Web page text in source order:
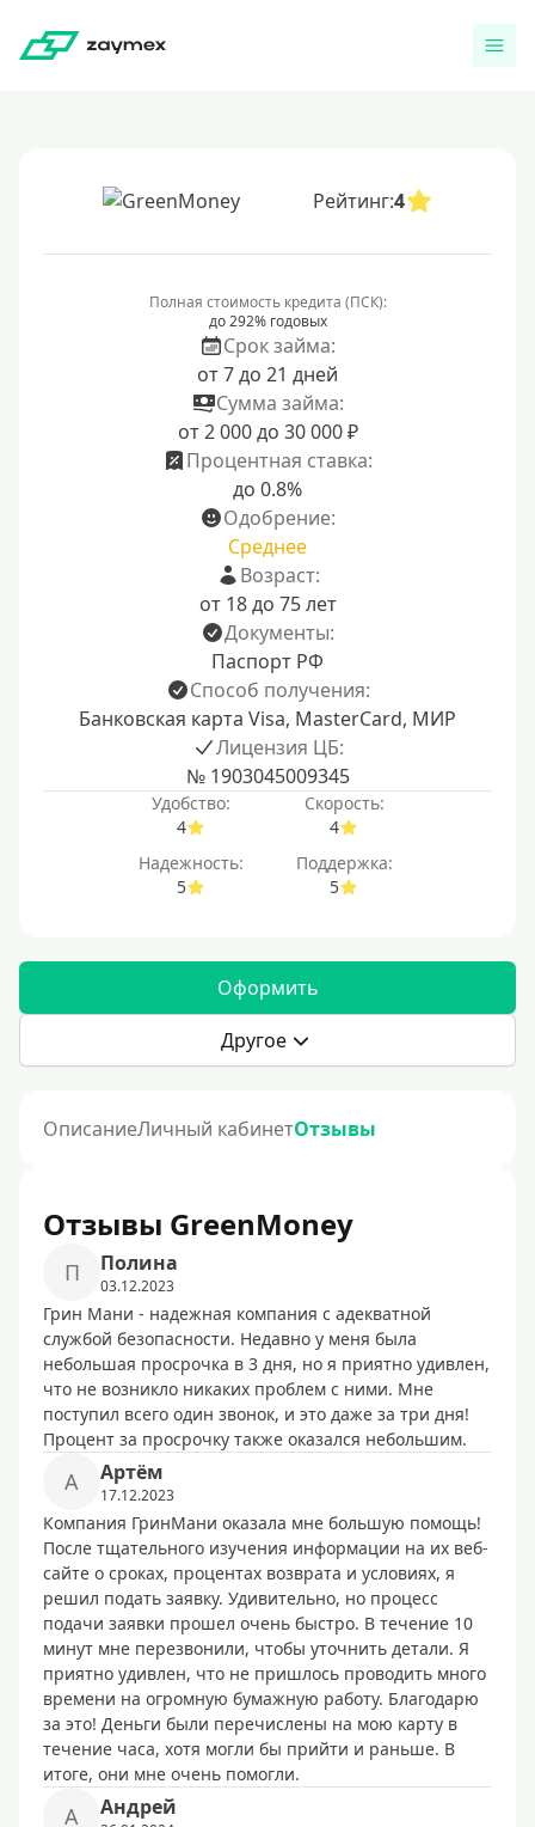
Рейтинг:4
Полная стоимость кредита (ПСК):
до 292% годовых
Срок займа:
от 7 до 21 дней
Сумма займа:
от 2 000 до 30 000 ₽
Процентная ставка:
до 0.8%
Одобрение:
Среднее
Возраст:
от 18 до 75 лет
Документы:
Паспорт РФ
Способ получения:
Банковская карта Visa, MasterCard, МИР
Лицензия ЦБ:
№ 1903045009345
Удобство:
4
Скорость:
4
Надежность:
5
Поддержка:
5
Оформить
Другое
ОписаниеЛичный кабинетОтзывы
Отзывы GreenMoney
П Полина
03.12.2023
Грин Мани - надежная компания с адекватной
службой безопасности. Недавно у меня была
небольшая просрочка в 3 дня, но я приятно удивлен,
что не возникло никаких проблем с ними. Мне
поступил всего один звонок, и это даже за три дня!
Процент за просрочку также оказался небольшим.
А Артём
17.12.2023
Компания ГринМани оказала мне большую помощь!
После тщательного изучения информации на их веб-
сайте о сроках, процентах возврата и условиях, я
решил подать заявку. Удивительно, но процесс
подачи заявки прошел очень быстро. В течение 10
минут мне перезвонили, чтобы уточнить детали. Я
приятно удивлен, что не пришлось проводить много
времени на огромную бумажную работу. Благодарю
за это! Деньги были перечислены на мою карту в
течение часа, хотя могли бы прийти и раньше. В
итоге, они мне очень помогли.
А Андрей